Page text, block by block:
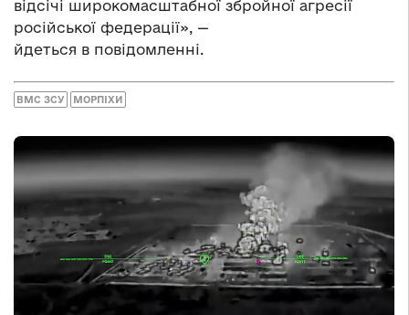
відсічі широкомасштабної збройної агресії
російської федерації», —
йдеться в повідомленні.
ВМС ЗСУ МОРПІХИ